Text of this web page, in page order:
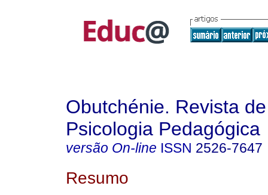
Obutchénie. Revista
Psicologia Pedagógica
versão On-line ISSN 2526-7647
Resumo